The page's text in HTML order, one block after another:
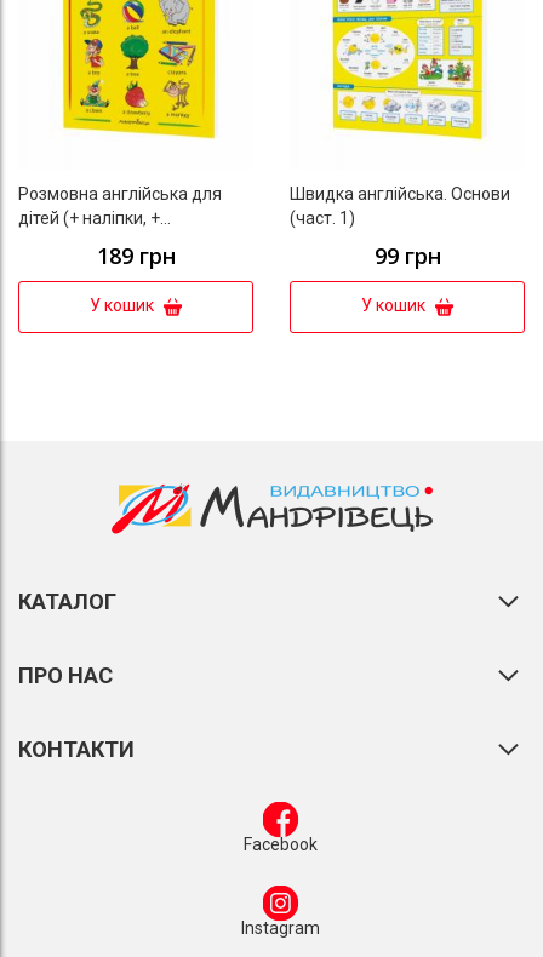
Розмовна англійська для
дітей (+ наліпки, +
189 грн
У кошик
Швидка англійська. Основи
(част. 1)
99 грн
У кошик
КАТАЛОГ
ПРО НАС
КОНТАКТИ
Facebook
Instagram